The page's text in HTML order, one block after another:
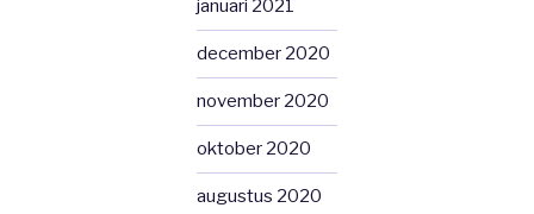
januari 2021
december 2020
november 2020
oktober 2020
augustus 2020